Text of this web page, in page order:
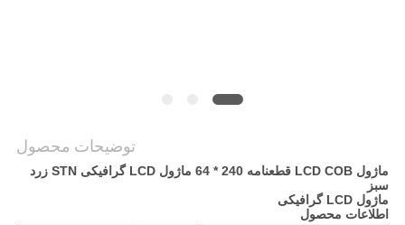
توضیحات محصول
ماژول LCD COB قطعنامه 240 * 64 ماژول LCD گرافیکی STN زرد
سبز
ماژول LCD گرافیکی
اطلاعات محصول